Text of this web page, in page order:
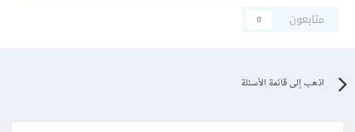
متابعون
0
اذهب إلى قائمة الأسئلة